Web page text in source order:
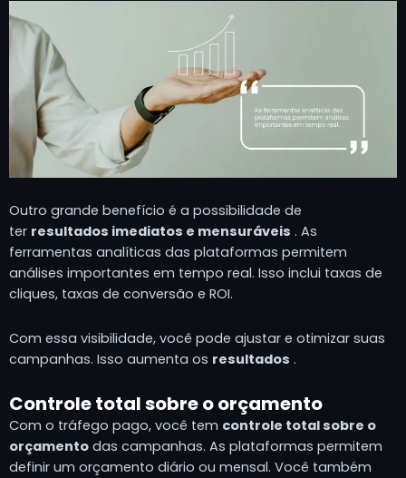
Outro grande benefício é a possibilidade de
ter resultados imediatos e mensuráveis . As
ferramentas analíticas das plataformas permitem
análises importantes em tempo real. Isso inclui taxas de
cliques, taxas de conversão e ROI.
Com essa visibilidade, você pode ajustar e otimizar suas
campanhas. Isso aumenta os resultados .
Controle total sobre o orçamento
Com o tráfego pago, você tem controle total sobre o
orçamento das campanhas. As plataformas permitem
definir um orçamento diário ou mensal. Você também